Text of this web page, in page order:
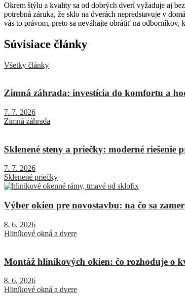
Okrem štýlu a kvality sa od dobrých dverí vyžaduje aj
potrebná záruka, že sklo na dverách nepredstavuje v
vás to právom, preto sa neváhajte obrátiť na odborníkov,
Súvisiace články
Všetky články
Zimná záhrada: investícia do komfortu a
7. 7. 2026
Zimná záhrada
Sklenené steny a priečky: moderné riešenie
7. 7. 2026
Sklenené priečky
Výber okien pre novostavbu: na čo sa
8. 6. 2026
Hliníkové okná a dvere
Montáž hliníkových okien: čo rozhoduje o
8. 6. 2026
Hliníkové okná a dvere